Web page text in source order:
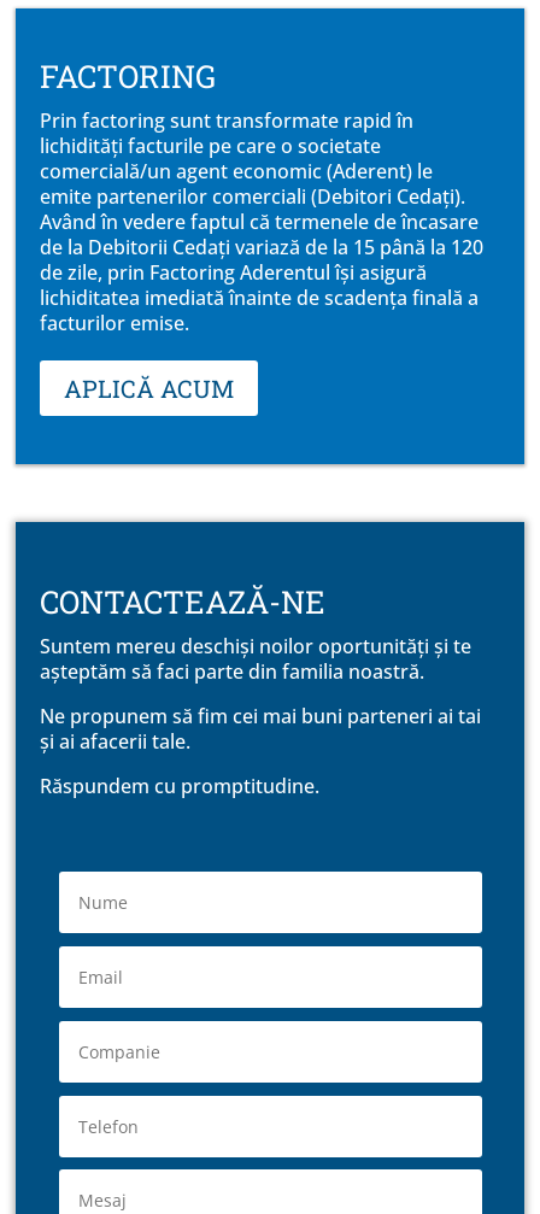
FACTORING
Prin factoring sunt transformate rapid în
lichidități facturile pe care o societate
comercială/un agent economic (Aderent) le
emite partenerilor comerciali (Debitori Cedați).
Având în vedere faptul că termenele de încasare
de la Debitorii Cedați variază de la 15 până la 120
de zile, prin Factoring Aderentul își asigură
lichiditatea imediată înainte de scadența finală a
facturilor emise.
APLICĂ ACUM
CONTACTEAZĂ-NE
Suntem mereu deschiși noilor oportunități și te
așteptăm să faci parte din familia noastră.
Ne propunem să fim cei mai buni parteneri ai tai
și ai afacerii tale.
Răspundem cu promptitudine.